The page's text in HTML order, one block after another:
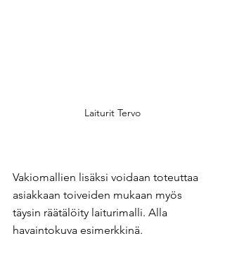
Laiturit Tervo
Vakiomallien lisäksi voidaan toteuttaa
asiakkaan toiveiden mukaan myös
täysin räätälöity laiturimalli. Alla
havaintokuva esimerkkinä.